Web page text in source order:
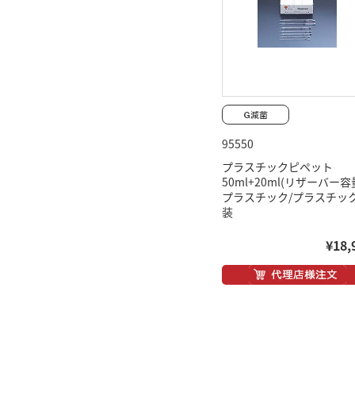
95550
プラスチックピペット
50ml+20ml(リザーバー容
プラスチック/プラスチッ
装